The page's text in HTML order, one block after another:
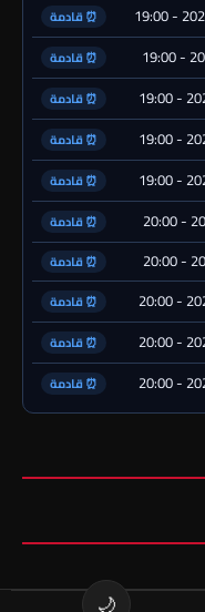
⏰ قادمة
⏰ قادمة
⏰ قادمة
⏰ قادمة
⏰ قادمة
⏰ قادمة
⏰ قادمة
⏰ قادمة
⏰ قادمة
⏰ قادمة
🌙